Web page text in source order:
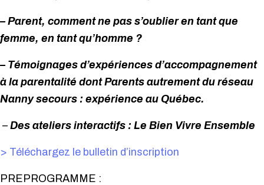
– Parent, comment ne pas s’oublier en tant que
femme, en tant qu’homme ?
– Témoignages d’expériences d’accompagnement
à la parentalité dont Parents autrement du réseau
Nanny secours : expérience au Québec.
– Des ateliers interactifs : Le Bien Vivre Ensemble
> Téléchargez le bulletin d’inscription
PREPROGRAMME :